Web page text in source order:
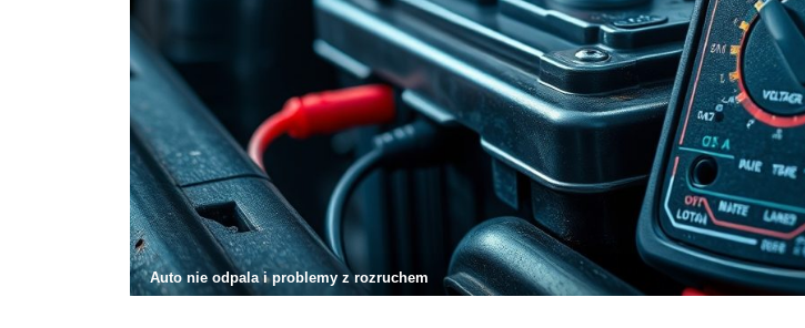
Auto nie odpala i problemy z rozruchem